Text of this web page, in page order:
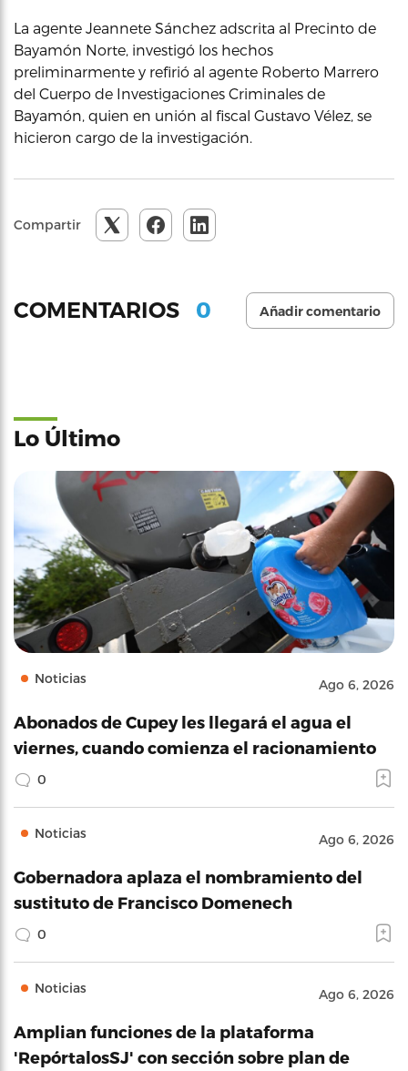
La agente Jeannete Sánchez adscrita al Precinto de
Bayamón Norte, investigó los hechos
preliminarmente y refirió al agente Roberto Marrero
del Cuerpo de Investigaciones Criminales de
Bayamón, quien en unión al fiscal Gustavo Vélez, se
hicieron cargo de la investigación.
Compartir
COMENTARIOS 0 Añadir comentario
Lo Último
Noticias Ago 6, 2026
Abonados de Cupey les llegará el agua el
viernes, cuando comienza el racionamiento
0
Noticias Ago 6, 2026
Gobernadora aplaza el nombramiento del
sustituto de Francisco Domenech
0
Noticias Ago 6, 2026
Amplian funciones de la plataforma
'RepórtalosSJ' con sección sobre plan de